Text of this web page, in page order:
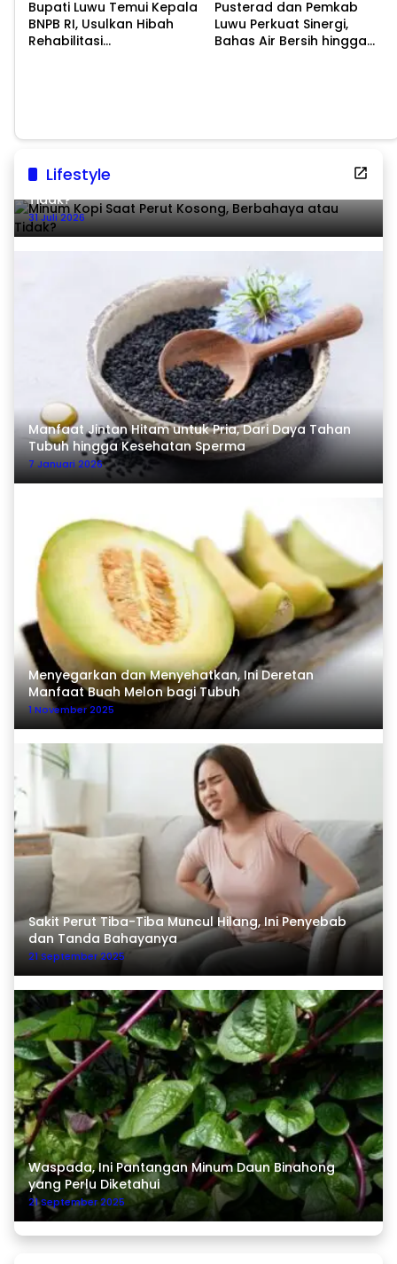
Bupati Luwu Temui Kepala
BNPB RI, Usulkan Hibah
Rehabilitasi
Pusterad dan Pemkab
Luwu Perkuat Sinergi,
Bahas Air Bersih hingga
Lifestyle
Minum Kopi Saat Perut Kosong, Berbahaya atau
Tidak?
31 Juli 2026
Manfaat Jintan Hitam untuk Pria, Dari Daya Tahan
Tubuh hingga Kesehatan Sperma
7 Januari 2026
Menyegarkan dan Menyehatkan, Ini Deretan
Manfaat Buah Melon bagi Tubuh
1 November 2025
Sakit Perut Tiba-Tiba Muncul Hilang, Ini Penyebab
dan Tanda Bahayanya
21 September 2025
Waspada, Ini Pantangan Minum Daun Binahong
yang Perlu Diketahui
21 September 2025